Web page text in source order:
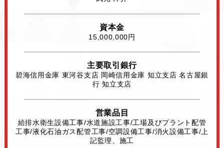
資本金
15,000,000円
主要取引銀行
碧海信用金庫 東河谷支店 岡崎信用金庫 知立支店 名古屋銀
行 知立支店
営業品目
給排水衛生設備工事/水道施設工事/工場及びプラン ト配管
工事/液化石油ガス配管工事/空調設備工事/消火設備工事/上
記監理、施工